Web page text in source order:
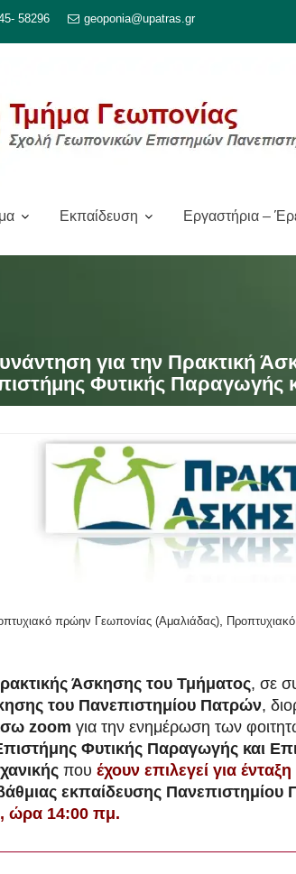
58296 geoponia@upatras.gr
Εκπαίδευση Εργαστήρια –
για την Πρακτική
Φυτικής Παραγωγής
πρώην Γεωπονίας (Αμαλιάδας)
Άσκησης του Τμήματος, σε
του Πανεπιστημίου Πατρών,
zoom για την ενημέρωση των
Φυτικής Παραγωγής και
που έχουν επιλεγεί για
εκπαίδευσης Πανεπιστημίου
ώρα 14:00 πμ.